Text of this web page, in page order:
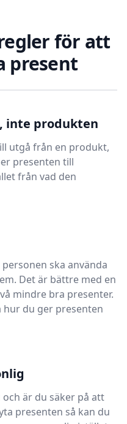
för att
present
inte produkten
utgå från en produkt,
presenten till
från vad den
ska använda
Det är bättre med en
mindre bra presenter.
hur du ger presenten
är du säker på att
presenten så kan du